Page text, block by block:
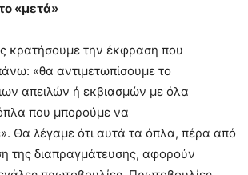
«μετά»
κρατήσουμε την έκφραση που
«θα αντιμετωπίσουμε το
απειλών ή εκβιασμών με όλα
που μπορούμε να
Θα λέγαμε ότι αυτά τα όπλα, πέρα από
της διαπραγμάτευσης, αφορούν